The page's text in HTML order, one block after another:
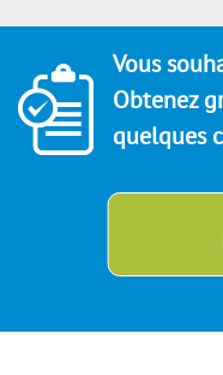
Vous
Obtenez
quelques